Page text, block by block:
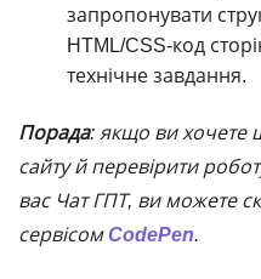
запропонувати
HTML/CSS-код
технічне завдання.
Порада: якщо ви хочете
сайту й перевірити
вас Чат ГПТ, ви можете
сервісомCodePen.